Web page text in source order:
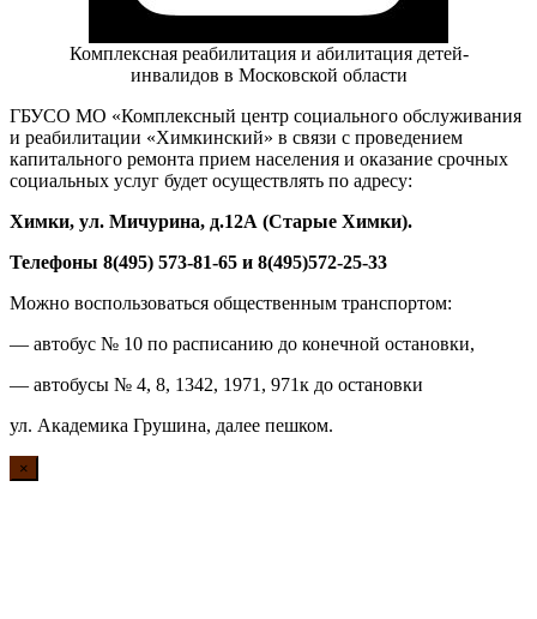
Комплексная реабилитация и абилитация детей-
инвалидов в Московской области
ГБУСО МО «Комплексный центр социального обслуживания
и реабилитации «Химкинский» в связи с проведением
капитального ремонта прием населения и оказание срочных
социальных услуг будет осуществлять по адресу:
Химки, ул. Мичурина, д.12А (Старые Химки).
Телефоны 8(495) 573-81-65 и 8(495)572-25-33
Можно воспользоваться общественным транспортом:
— автобус № 10 по расписанию до конечной остановки,
— автобусы № 4, 8, 1342, 1971, 971к до остановки
ул. Академика Грушина, далее пешком.
×